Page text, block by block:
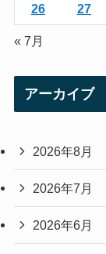
26 27
« 7月
アーカイブ
2026年8月
2026年7月
2026年6月